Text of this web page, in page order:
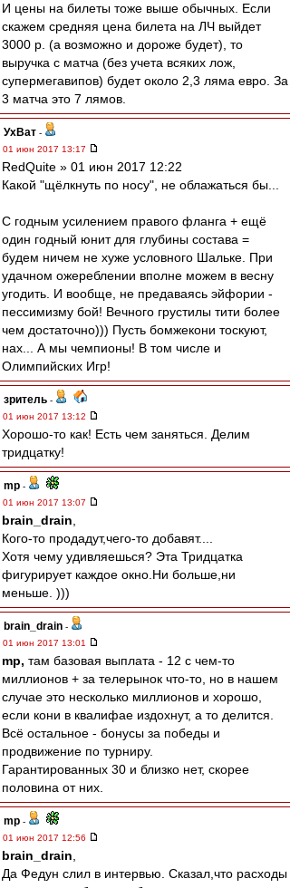
И цены на билеты тоже выше обычных. Если
скажем средняя цена билета на ЛЧ выйдет
3000 р. (а возможно и дороже будет), то
выручка с матча (без учета всяких лож,
супермегавипов) будет около 2,3 ляма евро. За
3 матча это 7 лямов.
УхВат -
01 июн 2017 13:17
RedQuite » 01 июн 2017 12:22
Какой "щёлкнуть по носу", не облажаться бы...
С годным усилением правого фланга + ещё
один годный юнит для глубины состава =
будем ничем не хуже условного Шальке. При
удачном ожереблении вполне можем в весну
угодить. И вообще, не предаваясь эйфории -
пессимизму бой! Вечного грустилы тити более
чем достаточно))) Пусть бомжекони тоскуют,
нах... А мы чемпионы! В том числе и
Олимпийских Игр!
зpитель -
01 июн 2017 13:12
Хорошо-то как! Есть чем заняться. Делим
тридцатку!
mp -
01 июн 2017 13:07
brain_drain
Кого-то продадут,чего-то добавят....
Хотя чему удивляешься? Эта Тридцатка
фигурирует каждое окно.Ни больше,ни
меньше. )))
brain_drain -
01 июн 2017 13:01
mp, там базовая выплата - 12 с чем-то
миллионов + за телерынок что-то, но в нашем
случае это несколько миллионов и хорошо,
если кони в квалифае издохнут, а то делится.
Всё остальное - бонусы за победы и
продвижение по турниру.
Гарантированных 30 и близко нет, скорее
половина от них.
mp -
01 июн 2017 12:56
brain_drain
Да Федун слил в интервью. Сказал,что расходы